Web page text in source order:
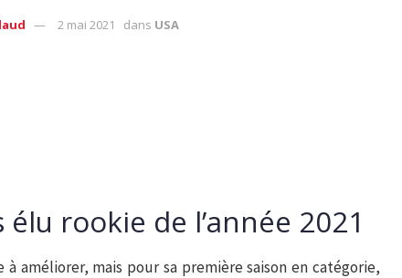
2 mai 2021 dans USA
rookie de l’année 2021
améliorer, mais pour sa première saison en catégorie,